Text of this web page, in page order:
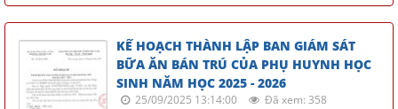
KẾ HOẠCH THÀNH LẬP BAN GIÁM SÁT
BỮA ĂN BÁN TRÚ CỦA PHỤ HUYNH HỌC
SINH NĂM HỌC 2025 - 2026
25/09/2025 13:14:00
Đã xem: 358